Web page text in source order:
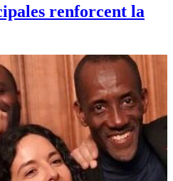
renforcent la